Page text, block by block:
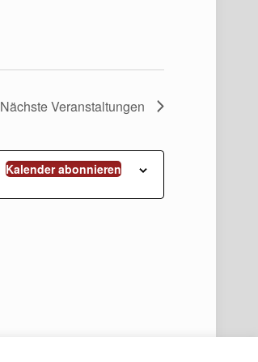
NächsteVeranstaltungen
Kalender abonnieren